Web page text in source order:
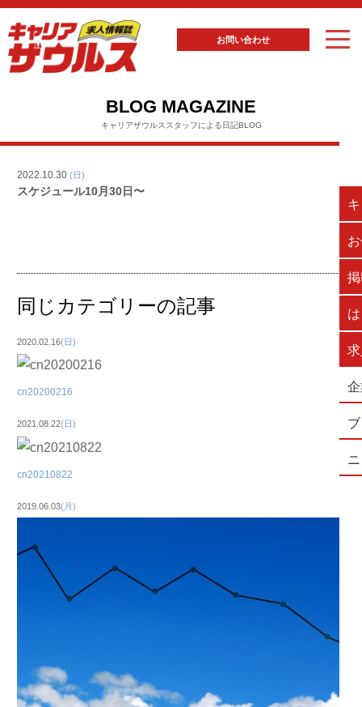
お問い合わせ
BLOG MAGAZINE
キャリアザウルススタッフによる日記BLOG
2022.10.30 (日)
スケジュール10月30日〜
同じカテゴリーの記事
2020.02.16(日)
cn20200216
2021.08.22(日)
cn20210822
2019.06.03(月)